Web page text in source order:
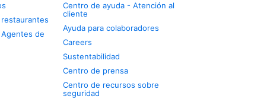
de
Centro de ayuda - Atención al
cliente
Ayuda para colaboradores
Careers
Sustentabilidad
Centro de prensa
Centro de recursos sobre
seguridad